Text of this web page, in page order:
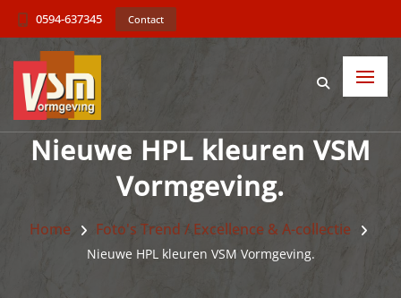
0594-637345 Contact
Nieuwe HPL kleuren VSM
Vormgeving.
Home Foto's Trend / Excellence & A-collectie
Nieuwe HPL kleuren VSM Vormgeving.